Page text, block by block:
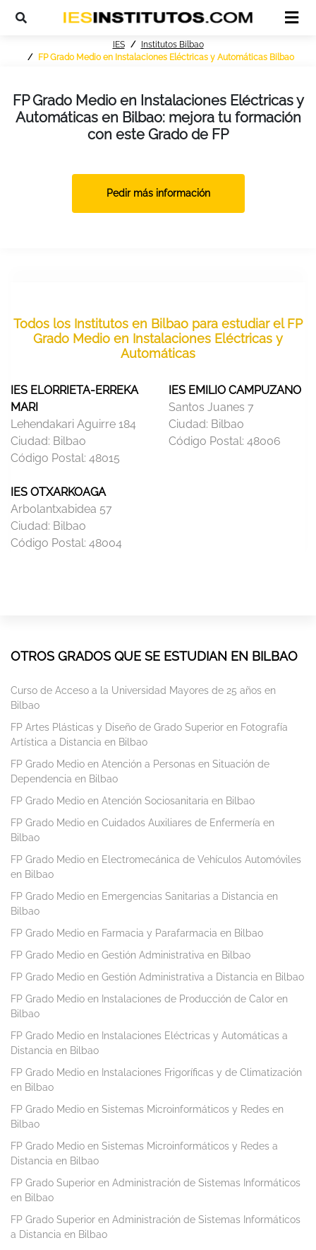
IES
Institutos Bilbao
FP Grado Medio en Instalaciones Eléctricas y Automáticas Bilbao
FP Grado Medio en Instalaciones Eléctricas y
Automáticas en Bilbao: mejora tu formación
con este Grado de FP
Pedir más información
Todos los Institutos en Bilbao para estudiar el FP
Grado Medio en Instalaciones Eléctricas y
Automáticas
IES ELORRIETA-ERREKA
MARI
Lehendakari Aguirre 184
Ciudad: Bilbao
Código Postal: 48015
IES EMILIO CAMPUZANO
Santos Juanes 7
Ciudad: Bilbao
Código Postal: 48006
IES OTXARKOAGA
Arbolantxabidea 57
Ciudad: Bilbao
Código Postal: 48004
OTROS GRADOS QUE SE ESTUDIAN EN BILBAO
Curso de Acceso a la Universidad Mayores de 25 años en
Bilbao
FP Artes Plásticas y Diseño de Grado Superior en Fotografía
Artística a Distancia en Bilbao
FP Grado Medio en Atención a Personas en Situación de
Dependencia en Bilbao
FP Grado Medio en Atención Sociosanitaria en Bilbao
FP Grado Medio en Cuidados Auxiliares de Enfermería en
Bilbao
FP Grado Medio en Electromecánica de Vehículos Automóviles
en Bilbao
FP Grado Medio en Emergencias Sanitarias a Distancia en
Bilbao
FP Grado Medio en Farmacia y Parafarmacia en Bilbao
FP Grado Medio en Gestión Administrativa en Bilbao
FP Grado Medio en Gestión Administrativa a Distancia en Bilbao
FP Grado Medio en Instalaciones de Producción de Calor en
Bilbao
FP Grado Medio en Instalaciones Eléctricas y Automáticas a
Distancia en Bilbao
FP Grado Medio en Instalaciones Frigoríficas y de Climatización
en Bilbao
FP Grado Medio en Sistemas Microinformáticos y Redes en
Bilbao
FP Grado Medio en Sistemas Microinformáticos y Redes a
Distancia en Bilbao
FP Grado Superior en Administración de Sistemas Informáticos
en Bilbao
FP Grado Superior en Administración de Sistemas Informáticos
a Distancia en Bilbao